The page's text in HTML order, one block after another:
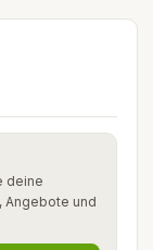
deine
Angebote und